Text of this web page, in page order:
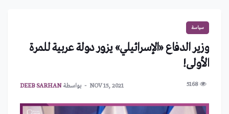
سياسة
وزير الدفاع «الإسرائيلي» يزور دولة عربية للمرة
الأولى!
5168
NOV 15, 2021 بواسطةDEEB SARHAN